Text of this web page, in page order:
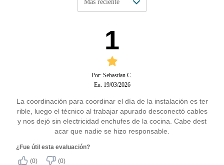
1
Por: Sebastian C.
En: 19/03/2026
La coordinación para coordinar el día de la instalación es ter
rible, luego el técnico al trabajar apurado desconectó cables
y nos dejó sin electricidad enchufes de la cocina. Cabe dest
acar que nadie se hizo responsable.
¿Fue útil esta evaluación?
(0)
(0)